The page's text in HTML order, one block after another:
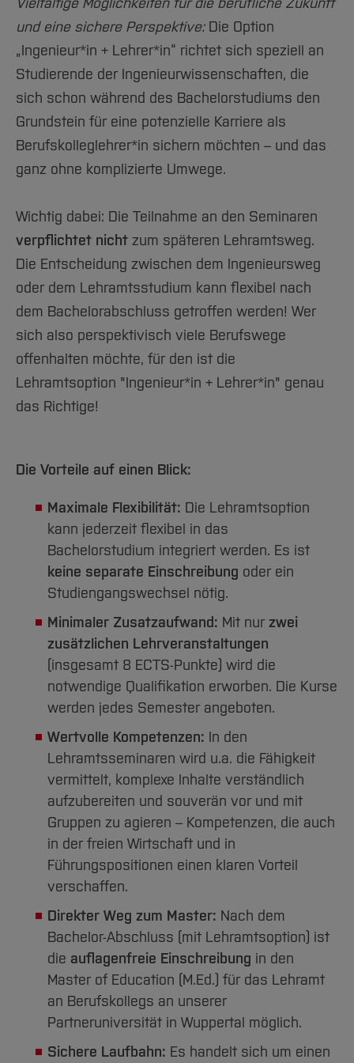
Arbeiten im FB G
Forschung und Projekte
International
Service
Studiengänge
Studieninteressierte
Aktuelles
Fachgruppen
Forschung und Entwicklung
International
Team
Service
Amtliche Bekanntmachungen
Notfall-Infos
BO Shop
Familiengerechte Hochschule
Gleichstellung
Diskriminierungsfreie Hochschule
Vertretungen
Wahlen
Hochschulbibliothek
Hochschulkommunikation
International Office
Medienzentrum
qed-Stiftung
Zentrale Studienberatung
und eine sichere Perspektive:Die Option
„Ingenieur*in + Lehrer*in“ richtet sich speziell an
Studierende der Ingenieurwissenschaften, die
sich schon während des Bachelorstudiums den
Grundstein für eine potenzielle Karriere als
Berufskolleglehrer*in sichern möchten – und das
ganz ohne komplizierte Umwege.
Wichtig dabei: Die Teilnahme an den Seminaren
verpflichtet nicht zum späteren Lehramtsweg.
Die Entscheidung zwischen dem Ingenieursweg
oder dem Lehramtsstudium kann flexibel nach
dem Bachelorabschluss getroffen werden! Wer
sich also perspektivisch viele Berufswege
offenhalten möchte, für den ist die
Lehramtsoption "Ingenieur*in + Lehrer*in" genau
das Richtige!
Die Vorteile auf einen Blick:
Maximale Flexibilität: Die Lehramtsoption
kann jederzeit flexibel in das
Bachelorstudium integriert werden. Es ist
keine separate Einschreibung oder ein
Studiengangswechsel nötig.
Minimaler Zusatzaufwand: Mit nurzwei
zusätzlichen Lehrveranstaltungen
(insgesamt 8 ECTS-Punkte) wird die
notwendige Qualifikation erworben. Die Kurse
werden jedes Semester angeboten.
Wertvolle Kompetenzen: In den
Lehramtsseminaren wird u.a. die Fähigkeit
vermittelt, komplexe Inhalte verständlich
aufzubereiten und souverän vor und mit
Gruppen zu agieren – Kompetenzen, die auch
in der freien Wirtschaft und in
Führungspositionen einen klaren Vorteil
verschaffen.
Direkter Weg zum Master: Nach dem
Bachelor-Abschluss (mit Lehramtsoption) ist
die auflagenfreie Einschreibung in den
Master of Education (M.Ed.) für das Lehramt
an Berufskollegs an unserer
Partneruniversität in Wuppertal möglich.
Sichere Laufbahn: Es handelt sich um einen